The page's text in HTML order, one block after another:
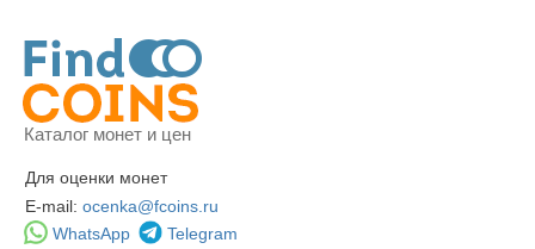
Каталог монет и цен
Для оценки монет
E-mail: ocenka@fcoins.ru
WhatsApp
Telegram